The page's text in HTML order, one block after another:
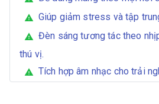
warning Giúp giảm stress và tập
warning
Đèn sáng tương tác theo
thú vị.
warning Tích hợp âm nhạc cho trải